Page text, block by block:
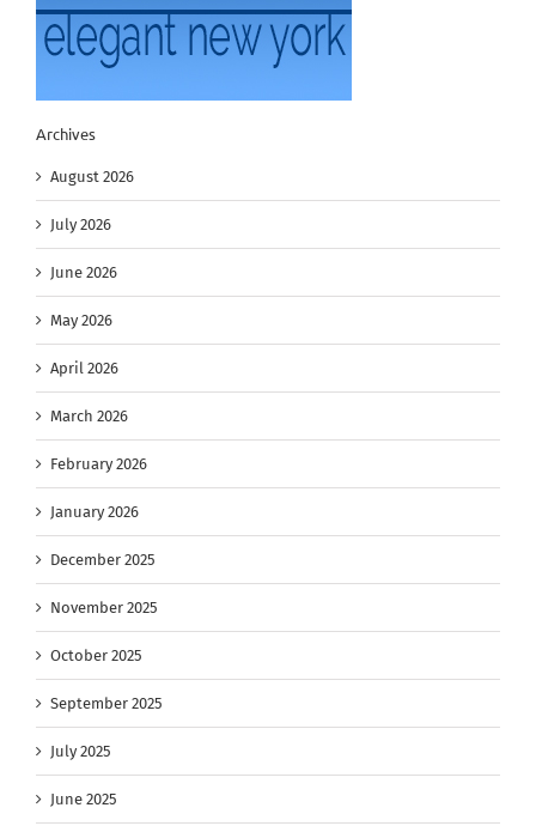
Archives
August 2026
July 2026
June 2026
May 2026
April 2026
March 2026
February 2026
January 2026
December 2025
November 2025
October 2025
September 2025
July 2025
June 2025